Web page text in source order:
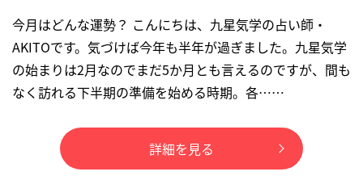
今月はどんな運勢？ こんにちは、九星気学の占い師・
AKITOです。気づけば今年も半年が過ぎました。九星気学
の始まりは2月なのでまだ5か月とも言えるのですが、間も
なく訪れる下半期の準備を始める時期。各……
詳細を見る